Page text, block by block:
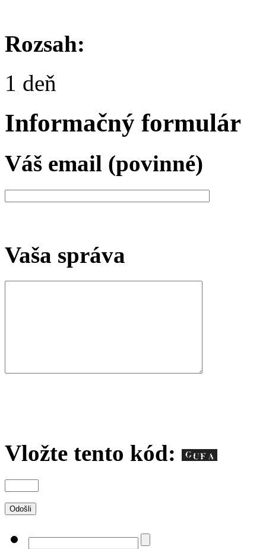
Rozsah:
1 deň
Informačný formulár
Váš email (povinné)
Vaša správa
Vložte tento kód: